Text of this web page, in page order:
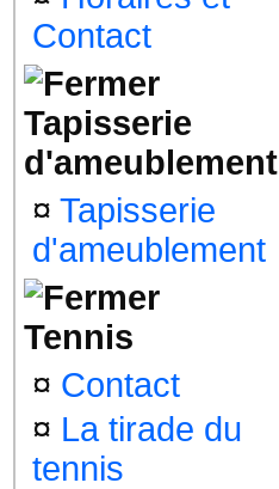
Contact
Tapisserie
d'ameublement
¤ Tapisserie
d'ameublement
Tennis
¤ Contact
¤ La tirade du
tennis